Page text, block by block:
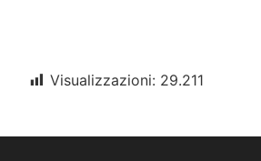
Visualizzazioni: 29.211